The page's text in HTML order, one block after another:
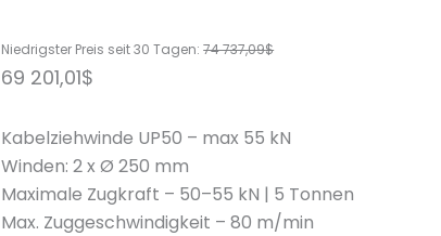
Niedrigster Preis seit 30 Tagen:74 737,09$
69 201,01$
Kabelziehwinde UP50 – max 55 kN
Winden: 2 x Ø 250 mm
Maximale Zugkraft – 50–55 kN | 5 Tonnen
Max. Zuggeschwindigkeit – 80 m/min